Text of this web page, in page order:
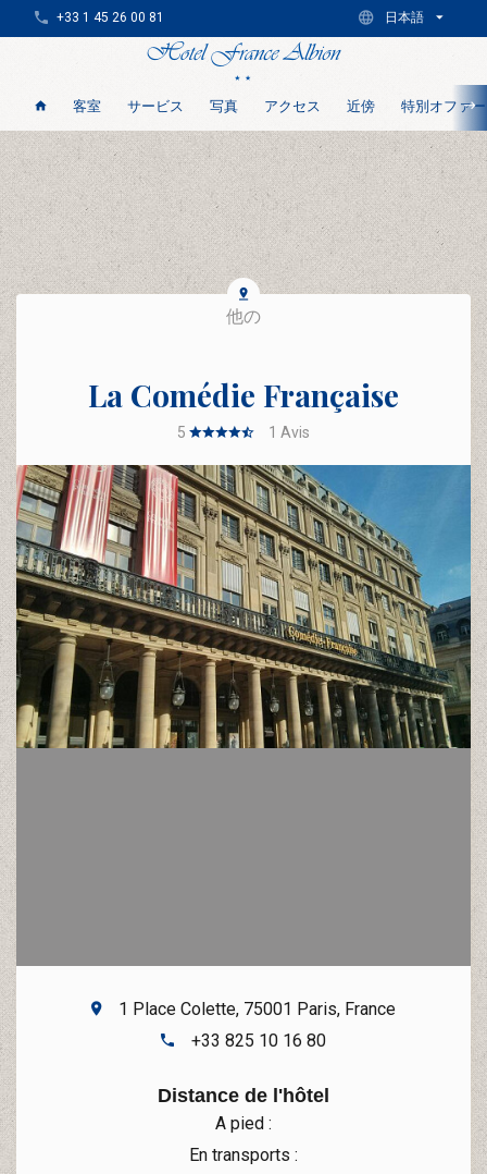
客室 サービス 写真 アクセス 近傍 特別オファー
+33 1 45 26 00 81 日本語
他の
La Comédie Française
5 1 Avis
1 Place Colette, 75001 Paris, France
+33 825 10 16 80
Distance de l'hôtel
A pied :
En transports :